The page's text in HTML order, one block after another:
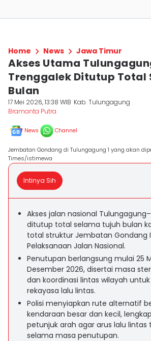
Home News Jawa Timur
Akses Utama
Trenggalek Ditutup Total
Bulan
17 Mei 2026, 13:38 WIB Kab. Tulungagung
Bramanta Putra
News Channel
Jembatan Gondang di Tulungagung 1 yang akan
Times/istimewa
Intinya Sih
Akses jalan nasional
ditutup total selama tujuh bulan
total struktur Jembatan Gondang I
Pelaksanaan Jalan Nasional.
Penutupan berlangsung mulai 25
Desember 2026, disertai masa
dan koordinasi lintas wilayah
rekayasa lalu lintas.
Polisi menyiapkan rute alternatif
kendaraan besar dan kecil,
petunjuk arah agar arus lalu
selama masa penutupan.